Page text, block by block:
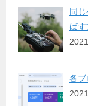
同
ばす
各ブ